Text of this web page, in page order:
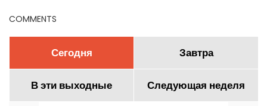
Парижа.
COMMENTS
Сегодня Завтра
В эти выходные Следующая неделя